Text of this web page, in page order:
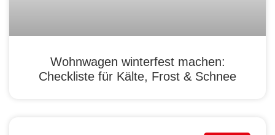
Wohnwagen winterfest machen:
Checkliste für Kälte, Frost & Schnee